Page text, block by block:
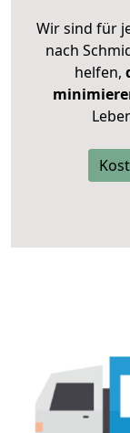
Wir sind für
nach
helfen,